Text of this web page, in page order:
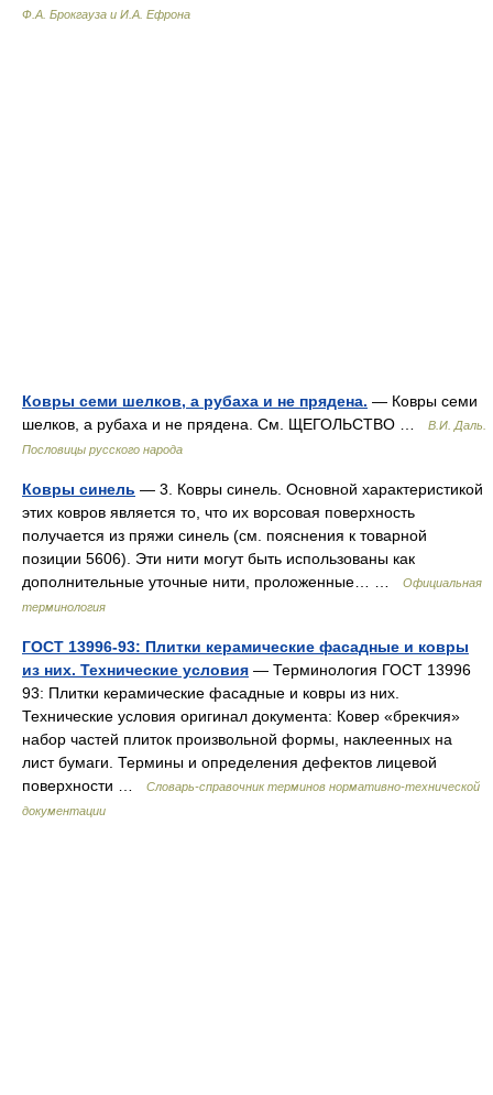
Ф.А. Брокгауза и И.А. Ефрона
Ковры семи шелков, а рубаха и не прядена. — Ковры семи
шелков, а рубаха и не прядена. См. ЩЕГОЛЬСТВО …
В.И. Даль.
Пословицы русского народа
Ковры синель — 3. Ковры синель. Основной характеристикой
этих ковров является то, что их ворсовая поверхность
получается из пряжи синель (см. пояснения к товарной
позиции 5606). Эти нити могут быть использованы как
дополнительные уточные нити, проложенные… …
Официальная
терминология
ГОСТ 13996-93: Плитки керамические фасадные и ковры
из них. Технические условия — Терминология ГОСТ 13996
93: Плитки керамические фасадные и ковры из них.
Технические условия оригинал документа: Ковер «брекчия»
набор частей плиток произвольной формы, наклеенных на
лист бумаги. Термины и определения дефектов лицевой
поверхности …
Словарь-справочник терминов нормативно-технической
документации